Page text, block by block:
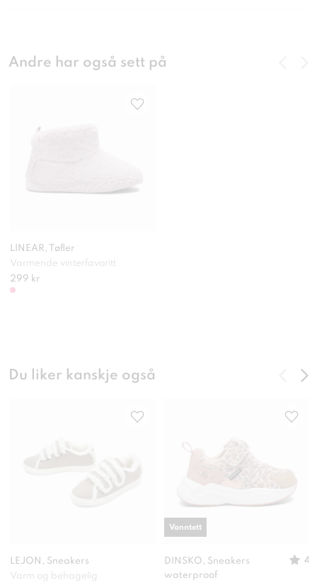
Andre har også sett på
LINEAR, Tøfler
Varmende vinterfavoritt
299 kr
Du liker kanskje også
LEJON, Sneakers
Varm og behagelig
DINSKO, Sneakers
waterproof
4
Vanntett